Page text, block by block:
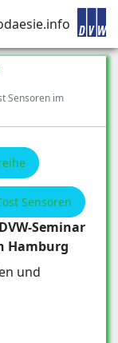
Sensoren im
Sensoren
Seminar
Hamburg
und